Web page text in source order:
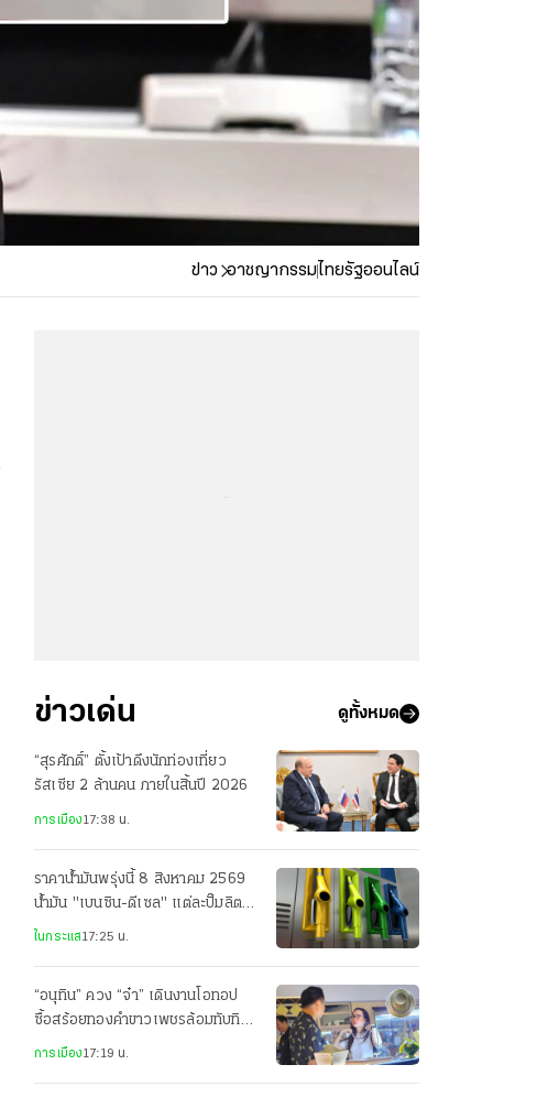
ข่าว อาชญากรรมไทยรัฐออนไลน์
ข่าวเด่น ดูทั้งหมด
“สุรศักดิ์” ตั้งเป้าดึงนักท่องเที่ยว
รัสเซีย 2 ล้านคน ภายในสิ้นปี 2026
การเมือง17:38 น.
ราคาน้ำมันพรุ่งนี้ 8 สิงหาคม 2569
น้ำมัน "เบนซิน-ดีเซล" แต่ละปั๊มลิตร
ละเท่าไร
ในกระแส17:25 น.
“อนุทิน” ควง “จ๋า” เดินงานโอทอป
ซื้อสร้อยทองคำขาวเพชรล้อมทับทิม
กินบ่เซี่ยง ราคา 1.2 ล้านให้
การเมือง17:19 น.